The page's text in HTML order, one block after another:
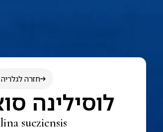
חזרה לגלריה
לוסילינה
sueziensis